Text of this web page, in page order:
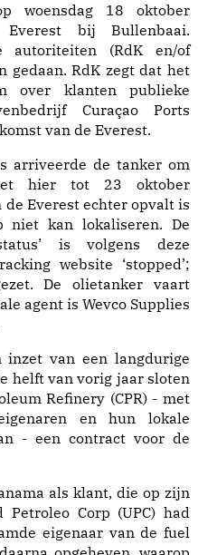
woensdag 18 oktober
bij Bullenbaai.
autoriteiten (RdK en/of
gedaan. RdK zegt dat het
over klanten publieke
Curaçao Ports
van de Everest.
arriveerde de tanker om
hier tot 23 oktober
Everest echter opvalt is
niet kan lokaliseren. De
is volgens deze
website ‘stopped’;
De olietanker vaart
agent is Wevco Supplies
van een langdurige
helft van vorig jaar sloten
Refinery (CPR) - met
eigenaren en hun lokale
- een contract voor de
als klant, die op zijn
Corp (UPC) had
eigenaar van de fuel